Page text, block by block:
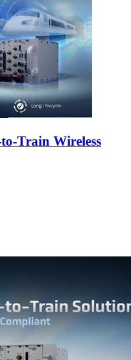
Train Wireless